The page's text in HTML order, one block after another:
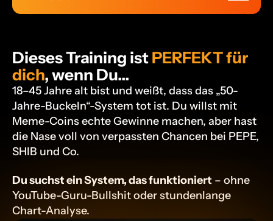
Dieses Training ist PERFEKT für
dich, wenn Du...
18–45 Jahre alt bist und weißt, dass das „50-
Jahre-Buckeln“-System tot ist. Du willst mit
Meme-Coins echte Gewinne machen, aber hast
die Nase voll von verpassten Chancen bei PEPE,
SHIB und Co.
Du suchst ein System, das funktioniert – ohne
YouTube-Guru-Bullshit oder stundenlange
Chart-Analyse.